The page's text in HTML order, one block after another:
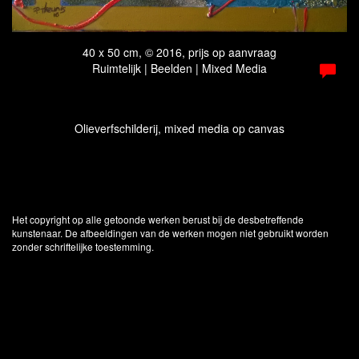
40 x 50 cm, © 2016, prijs op aanvraag
Ruimtelijk | Beelden | Mixed Media
Olieverfschilderij, mixed media op canvas
Het copyright op alle getoonde werken berust bij de desbetreffende
kunstenaar. De afbeeldingen van de werken mogen niet gebruikt worden
zonder schriftelijke toestemming.